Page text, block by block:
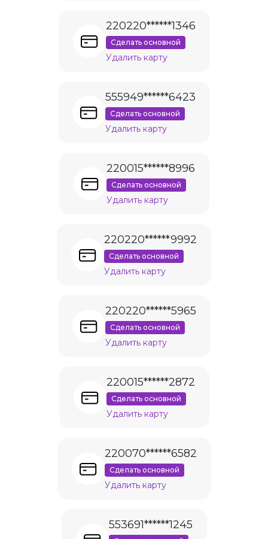
220220******1346
Сделать основной
Удалить карту
555949******6423
Сделать основной
Удалить карту
220015******8996
Сделать основной
Удалить карту
220220******9992
Сделать основной
Удалить карту
220220******5965
Сделать основной
Удалить карту
220015******2872
Сделать основной
Удалить карту
220070******6582
Сделать основной
Удалить карту
553691******1245